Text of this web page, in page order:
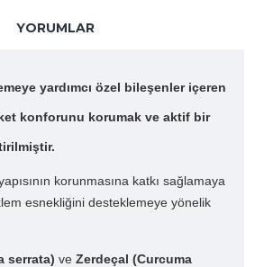
YORUMLAR
yardımcı özel bileşenler içeren
konforunu korumak ve aktif bir
korunmasına katkı sağlamaya
esnekliğini desteklemeye yönelik
serrata) ve Zerdeçal (Curcuma